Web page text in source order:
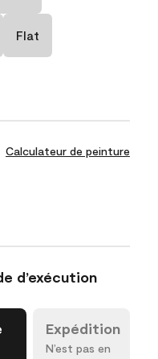
Flat
Calculateur de peinture
d’exécution
Expédition
N’est pas en